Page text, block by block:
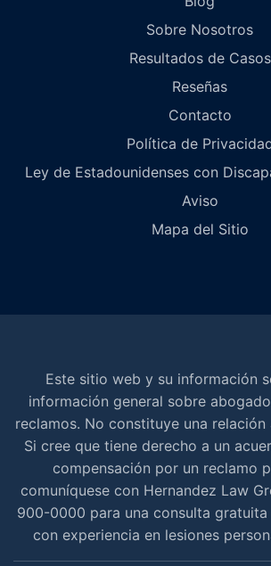
Sobre Nosotros
Resultados de Casos
Reseñas
Contacto
Política de
Ley de Estadounidenses con
Aviso
Mapa del Sitio
Este sitio web y su información
información general sobre
reclamos. No constituye una
Si cree que tiene derecho a un
compensación por un reclamo
comuníquese con Hernandez Law
900-0000 para una consulta
con experiencia en lesiones